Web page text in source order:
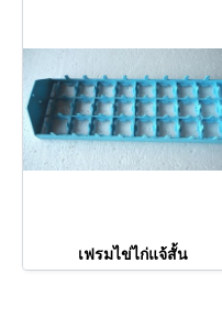
เฟรมไข่ไก่แจ้สั้น